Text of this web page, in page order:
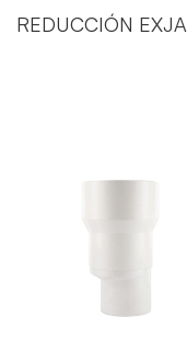
REDUCCIÓN EXJA